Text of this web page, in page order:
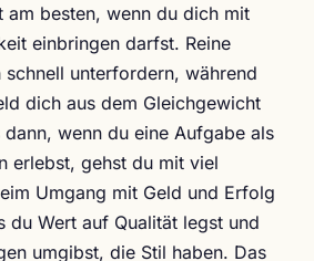
am besten, wenn du dich mit
einbringen darfst. Reine
schnell unterfordern, während
dich aus dem Gleichgewicht
wenn du eine Aufgabe als
erlebst, gehst du mit viel
Umgang mit Geld und Erfolg
du Wert auf Qualität legst und
umgibst, die Stil haben. Das